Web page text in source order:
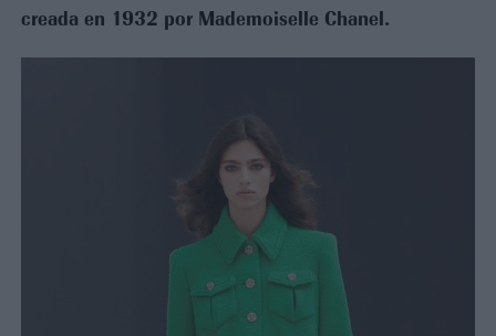
creada en 1932 por Mademoiselle Chanel.